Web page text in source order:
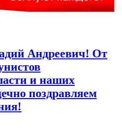
Андреевич! От
и наших
поздравляем